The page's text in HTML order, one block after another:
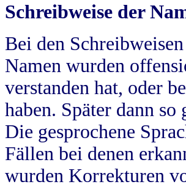
Schreibweise der
Bei den
Namen wurden
verstanden hat, oder
haben. Später dann
Die gesprochene
Fällen bei denen
wurden Korrekturen